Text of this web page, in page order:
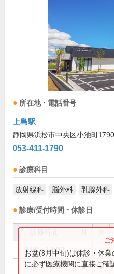
所在地・電話番号
上島駅
静岡県浜松市中央区小池町1790
053-411-1790
診療科目
放射線科 脳外科 乳腺外科
診療/受付時間・休診日
9:00～14:00
9:00～18:30 ● ●
お盆(8月中旬)は休診・休
に必ず医療機関に直接ご確